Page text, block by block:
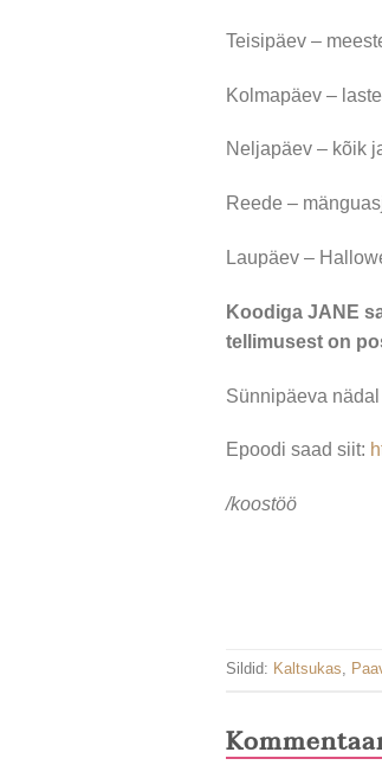
Teisipäev –
Kolmapäev –
Neljapäev – kõik
Reede –
Laupäev –
Koodiga JANE
tellimusest on
Sünnipäeva
Epoodi saad siit:
/koostöö
Sildid: Kaltsukas,